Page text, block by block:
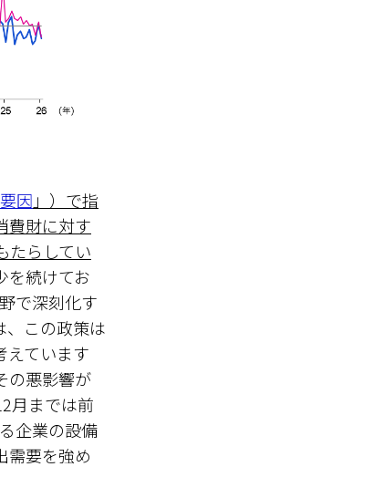
因 」）で指
財に対す
たらしてい
を続けてお
で深刻化す
、この政策は
えています
の悪影響が
月までは前
企業の設備
需要を強め